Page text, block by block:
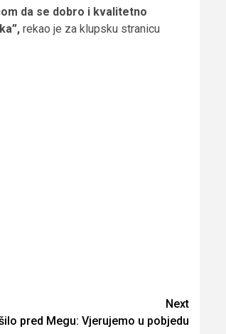
da se dobro i kvalitetno
rekao je za klupsku stranicu
Next
pred Megu: Vjerujemo u pobjedu